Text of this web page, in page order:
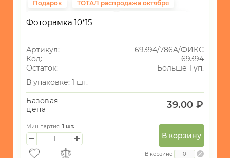
Подарок
ТОТАЛ распродажа октября
Фиксированная цена
Фоторамка 10*15
Артикул:
69394/786A/ФИКС
Код:
69394
Остаток:
Больше 1 уп.
В упаковке: 1 шт.
Базовая
цена
39.00 ₽
Мин партия: 1 шт.
В корзину
В корзине